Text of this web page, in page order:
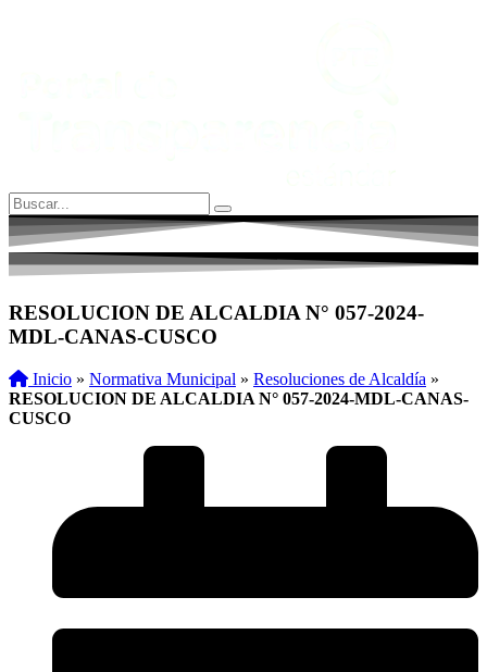
RESOLUCION DE ALCALDIA N° 057-2024-
MDL-CANAS-CUSCO
Inicio » Normativa Municipal » Resoluciones de Alcaldía »
RESOLUCION DE ALCALDIA N° 057-2024-MDL-CANAS-
CUSCO